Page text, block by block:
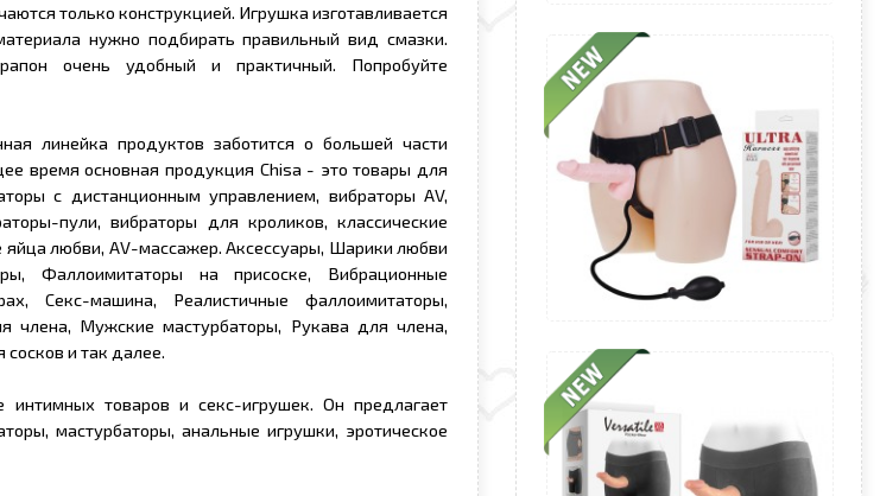
только конструкцией. Игрушка изготавливается
нужно подбирать правильный вид смазки.
очень удобный и практичный. Попробуйте
линейка продуктов заботится о большей части
время основная продукция Chisa - это товары для
с дистанционным управлением, вибраторы AV,
пули, вибраторы для кроликов, классические
любви, AV-массажер. Аксессуары, Шарики любви
Фаллоимитаторы на присоске, Вибрационные
Секс-машина, Реалистичные фаллоимитаторы,
члена, Мужские мастурбаторы, Рукава для члена,
и так далее.
интимных товаров и секс-игрушек. Он предлагает
мастурбаторы, анальные игрушки, эротическое